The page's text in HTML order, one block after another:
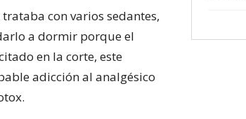
con varios sedantes,
a dormir porque el
en la corte, este
adicción al analgésico